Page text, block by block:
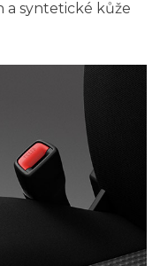
a syntetické kůže